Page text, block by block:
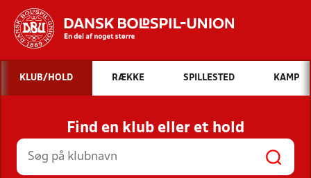
Hvad vil du søge efter?
INDHOLD OG NYHEDER
STILLINGER, RESULTATER, KLUBBER OG
HOLD
KLUB/HOLD RÆKKE SPILLESTED KAMP
Find en klub eller et hold